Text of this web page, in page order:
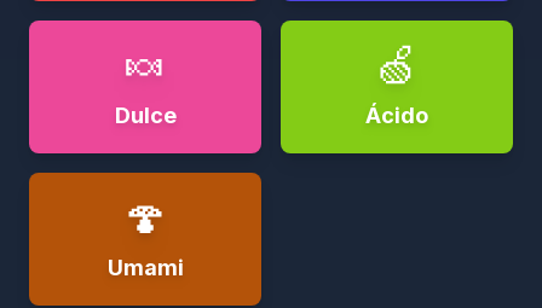
🍬
Dulce
🍏
Ácido
🍄
Umami